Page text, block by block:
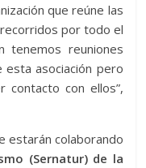
que reúne las
por todo el
tenemos reuniones
asociación pero
contacto con ellos”,
estarán colaborando
(Sernatur) de la